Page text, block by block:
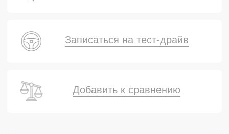
Добавить к сравнению
Записаться на тест-драйв